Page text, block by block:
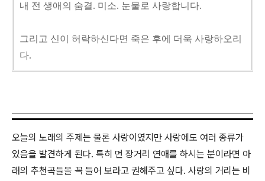
내 전 생애의 숨결. 미소. 눈물로 사랑합니다.
그리고 신이 허락하신다면 죽은 후에 더욱 사랑하오리
다.
오늘의 노래의 주제는 물론 사랑이였지만 사랑에도 여러 종류가
있음을 발견하게 된다. 특히 먼 장거리 연애를 하시는 분이라면 아
래의 추천곡들을 꼭 들어 보라고 권해주고 싶다. 사랑의 거리는 비